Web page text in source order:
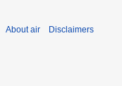
About air Disclaimers